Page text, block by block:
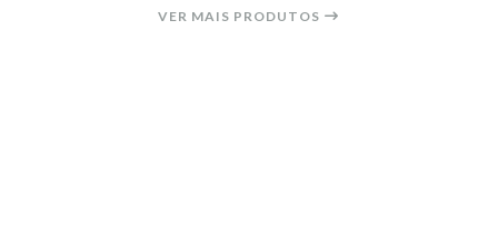
VER MAIS PRODUTOS